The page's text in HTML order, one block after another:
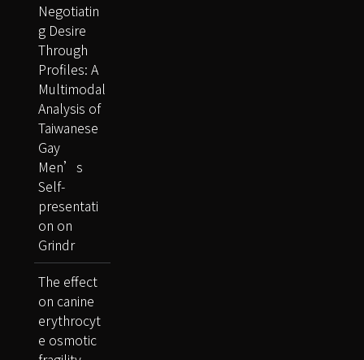
Negotiatin
g Desire
Through
Profiles: A
Multimodal
Analysis of
Taiwanese
Gay
Men’s
Self-
presentati
on on
Grindr
The effect
on canine
erythrocyt
e osmotic